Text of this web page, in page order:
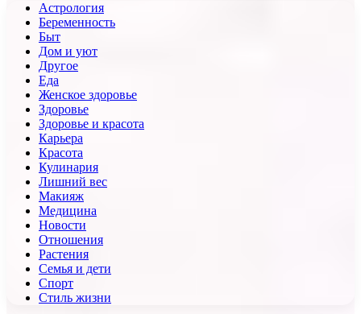
Астрология
Беременность
Быт
Дом и уют
Другое
Еда
Женское здоровье
Здоровье
Здоровье и красота
Карьера
Красота
Кулинария
Лишний вес
Макияж
Медицина
Новости
Отношения
Растения
Семья и дети
Спорт
Стиль жизни